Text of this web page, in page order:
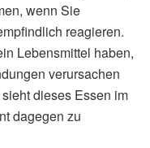
wenn Sie
reagieren.
Lebensmittel haben,
verursachen
sieht dieses Essen im
dagegen zu